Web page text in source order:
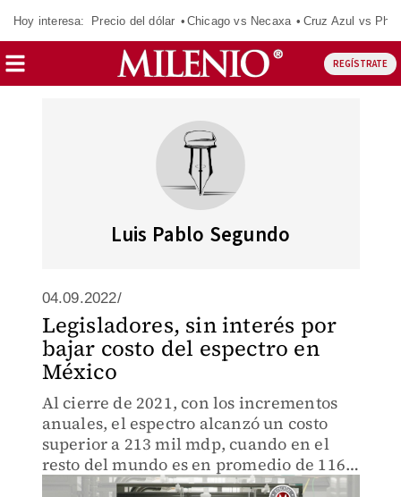
Hoy interesa: Precio del dólar Chicago vs Necaxa Cruz Azul vs
REGÍSTRATE
Luis Pablo Segundo
04.09.2022/
Legisladores, sin interés por
bajar costo del espectro en
México
Al cierre de 2021, con los incrementos
anuales, el espectro alcanzó un costo
superior a 213 mil mdp, cuando en el
resto del mundo es en promedio de 116
mil mdp.